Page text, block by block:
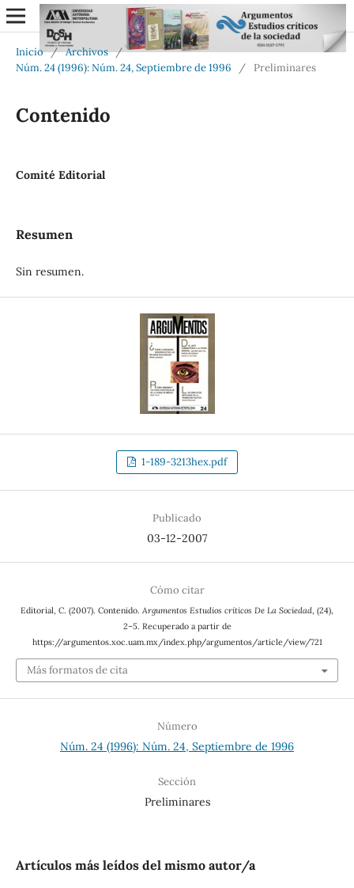
Inicio / Archivos /
Núm. 24 (1996): Núm. 24, Septiembre de 1996
/ Preliminares
Contenido
Comité Editorial
Resumen
Sin resumen.
1-189-3213hex.pdf
Publicado
03-12-2007
Cómo citar
Editorial, C. (2007). Contenido. Argumentos Estudios críticos De La Sociedad, (24),
2–5. Recuperado a partir de
https://argumentos.xoc.uam.mx/index.php/argumentos/article/view/721
Más formatos de cita
Número
Núm. 24 (1996): Núm. 24, Septiembre de 1996
Sección
Preliminares
Artículos más leídos del mismo autor/a